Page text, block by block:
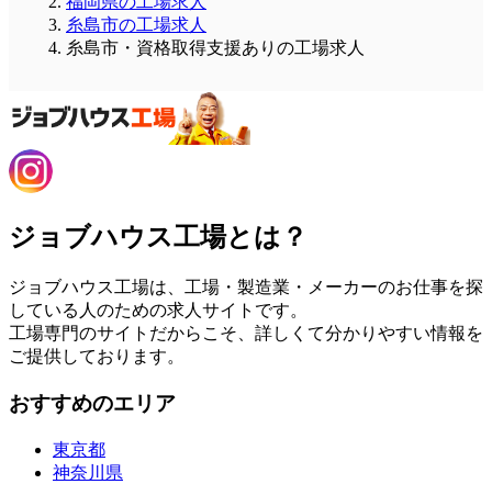
糸島市の工場求人
糸島市・資格取得支援ありの工場求人
ジョブハウス工場とは？
ジョブハウス工場は、工場・製造業・メーカーのお仕事を探
している人のための求人サイトです。
工場専門のサイトだからこそ、詳しくて分かりやすい情報を
ご提供しております。
おすすめのエリア
東京都
神奈川県